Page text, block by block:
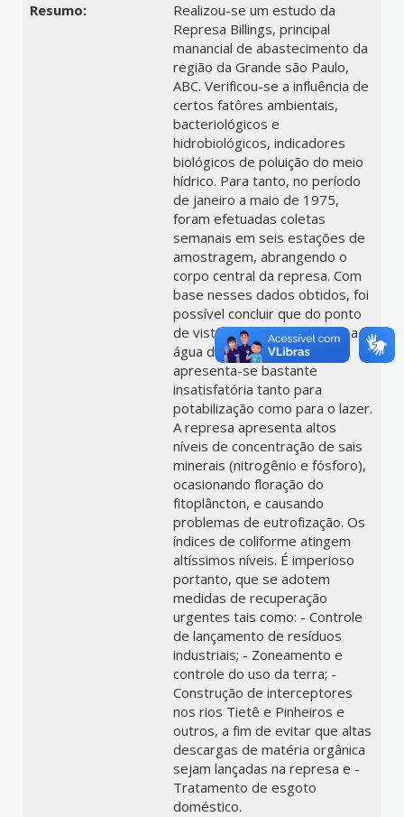
Resumo:
Realizou-se um estudo da
Represa Billings, principal
manancial de abastecimento da
região da Grande são Paulo,
ABC. Verificou-se a influência de
certos fatôres ambientais,
bacteriológicos e
hidrobiológicos, indicadores
biológicos de poluição do meio
hídrico. Para tanto, no período
de janeiro a maio de 1975,
foram efetuadas coletas
semanais em seis estações de
amostragem, abrangendo o
corpo central da represa. Com
base nesses dados obtidos, foi
possível concluir que do ponto
de vista ecológico-sanitário, a
água da represa Billings
apresenta-se bastante
insatisfatória tanto para
potabilização como para o lazer.
A represa apresenta altos
níveis de concentração de sais
minerais (nitrogênio e fósforo),
ocasionando floração do
fitoplâncton, e causando
problemas de eutrofização. Os
índices de coliforme atingem
altíssimos níveis. É imperioso
portanto, que se adotem
medidas de recuperação
urgentes tais como: - Controle
de lançamento de resíduos
industriais; - Zoneamento e
controle do uso da terra; -
Construção de interceptores
nos rios Tietê e Pinheiros e
outros, a fim de evitar que altas
descargas de matéria orgânica
sejam lançadas na represa e -
Tratamento de esgoto
doméstico.